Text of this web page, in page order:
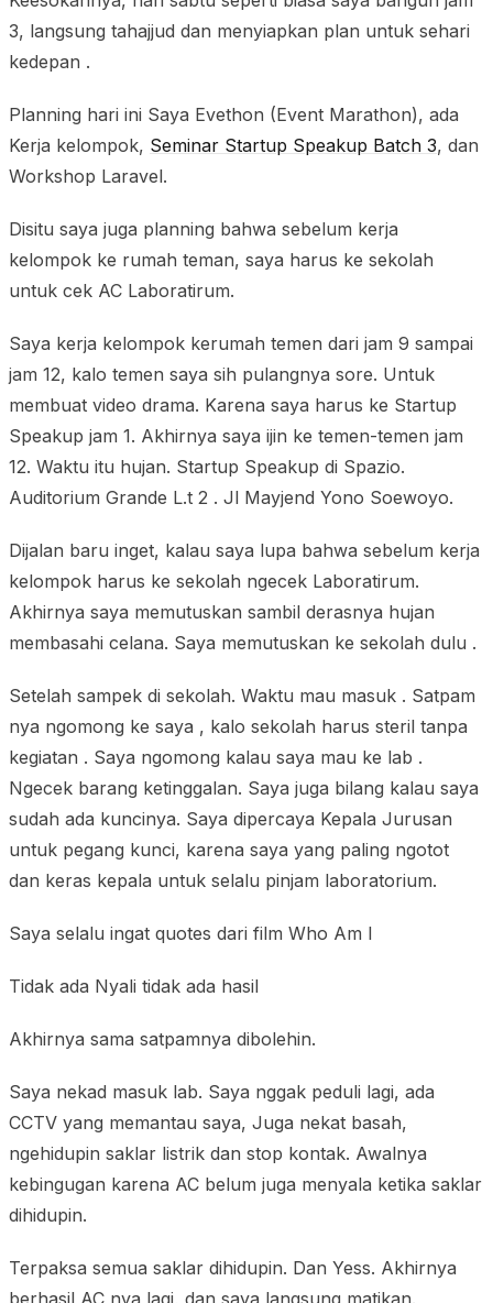
3, langsung tahajjud dan menyiapkan plan untuk sehari
kedepan .
Planning hari ini Saya Evethon (Event Marathon), ada
Kerja kelompok, Seminar Startup Speakup Batch 3, dan
Workshop Laravel.
Disitu saya juga planning bahwa sebelum kerja
kelompok ke rumah teman, saya harus ke sekolah
untuk cek AC Laboratirum.
Saya kerja kelompok kerumah temen dari jam 9 sampai
jam 12, kalo temen saya sih pulangnya sore. Untuk
membuat video drama. Karena saya harus ke Startup
Speakup jam 1. Akhirnya saya ijin ke temen-temen jam
12. Waktu itu hujan. Startup Speakup di Spazio.
Auditorium Grande L.t 2 . Jl Mayjend Yono Soewoyo.
Dijalan baru inget, kalau saya lupa bahwa sebelum kerja
kelompok harus ke sekolah ngecek Laboratirum.
Akhirnya saya memutuskan sambil derasnya hujan
membasahi celana. Saya memutuskan ke sekolah dulu .
Setelah sampek di sekolah. Waktu mau masuk . Satpam
nya ngomong ke saya , kalo sekolah harus steril tanpa
kegiatan . Saya ngomong kalau saya mau ke lab .
Ngecek barang ketinggalan. Saya juga bilang kalau saya
sudah ada kuncinya. Saya dipercaya Kepala Jurusan
untuk pegang kunci, karena saya yang paling ngotot
dan keras kepala untuk selalu pinjam laboratorium.
Saya selalu ingat quotes dari film Who Am I
Tidak ada Nyali tidak ada hasil
Akhirnya sama satpamnya dibolehin.
Saya nekad masuk lab. Saya nggak peduli lagi, ada
CCTV yang memantau saya, Juga nekat basah,
ngehidupin saklar listrik dan stop kontak. Awalnya
kebingugan karena AC belum juga menyala ketika saklar
dihidupin.
Terpaksa semua saklar dihidupin. Dan Yess. Akhirnya
berhasil AC nya lagi, dan saya langsung matikan.